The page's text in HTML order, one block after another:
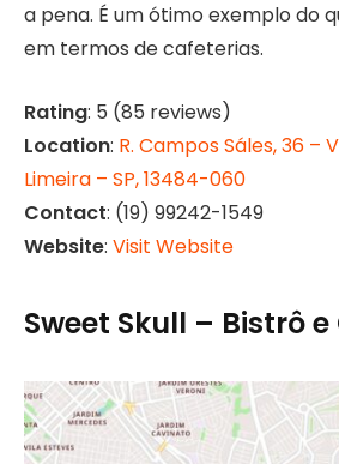
a pena. É um ótimo exemplo do
em termos de cafeterias.
Rating: 5 (85 reviews)
Location: R. Campos Sáles, 36 –
Limeira – SP, 13484-060
Contact: (19) 99242-1549
Website: Visit Website
Sweet Skull – Bistrô